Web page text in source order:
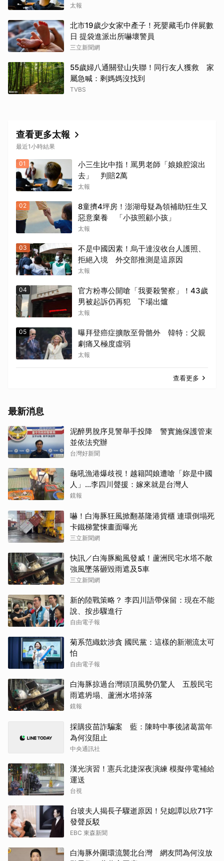
太報
北市19歲少女家中產子！死嬰藏毛巾伴屍數
日 提袋進派出所嚇壞警員
三立新聞網
55歲婦八通關登山失聯！同行友人獲救 家
屬急喊：剩媽媽沒找到
TVBS
查看更多太報
最近1小時結果
01
小三生比中指！罵男老師「娘娘腔滾出
去」 判賠2萬
太報
02
8童擠4坪房！澎湖母疑為領補助狂生又
惡意棄養 「小孩照顧小孩」
太報
03
不是中國因素！烏干達沒收台人護照、
拒絕入境 外交部推測是這原因
太報
04
官方粉專公開嗆「我要殺警察」！43歲
男被起訴仍再犯 下場出爐
太報
05
曝拜登癌症擴散至骨骼外 韓特：父親
劇痛又極度虛弱
太報
查看更多
最新消息
泥醉男脫序見警舉手投降 警實施保護管束
並依法究辦
台灣好新聞
龜吼漁港爆歧視！越籍闆娘遭嗆「妳是中國
人」...李四川聲援：嫁來就是台灣人
鏡報
嚇！白海豚狂風掀翻基隆港貨櫃 連環倒塌死
卡鐵梯驚悚畫面曝光
三立新聞網
快訊／白海豚颱風發威！蘆洲民宅水塔不敵
強風墜落砸毀雨遮及5車
三立新聞網
新的陸戰策略？ 李四川語帶保留：現在不能
說、按步驟進行
自由電子報
菊系范織欽涉貪 國民黨：這樣的新潮流太可
怕
自由電子報
白海豚掠過台灣頭頂風勢仍驚人 五股民宅
雨遮坍塌、蘆洲水塔掉落
鏡報
採購疫苗詐騙案 藍：陳時中事後諸葛當年
為何沒阻止
中央通訊社
漢光演習！憲兵北捷深夜演練 模擬停電補給
運送
台視
台玻夫人揭長子驟逝原因！兒媳譚以欣71字
發聲反駁
EBC 東森新聞
白海豚外圍環流襲北台灣 網友問為何沒放
取消